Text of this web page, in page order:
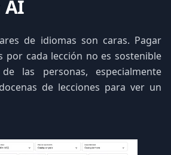
AI
de idiomas son caras. Pagar
por cada lección no es sostenible
las personas, especialmente
de lecciones para ver un